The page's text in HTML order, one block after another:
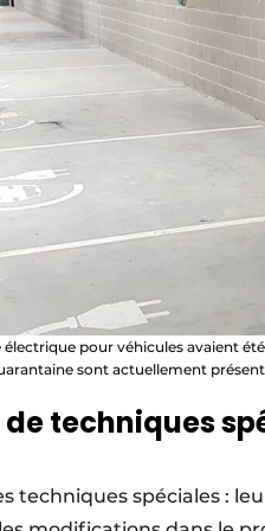
électrique pour véhicules avaient
sont actuellement
de techniques
techniques spéciales :